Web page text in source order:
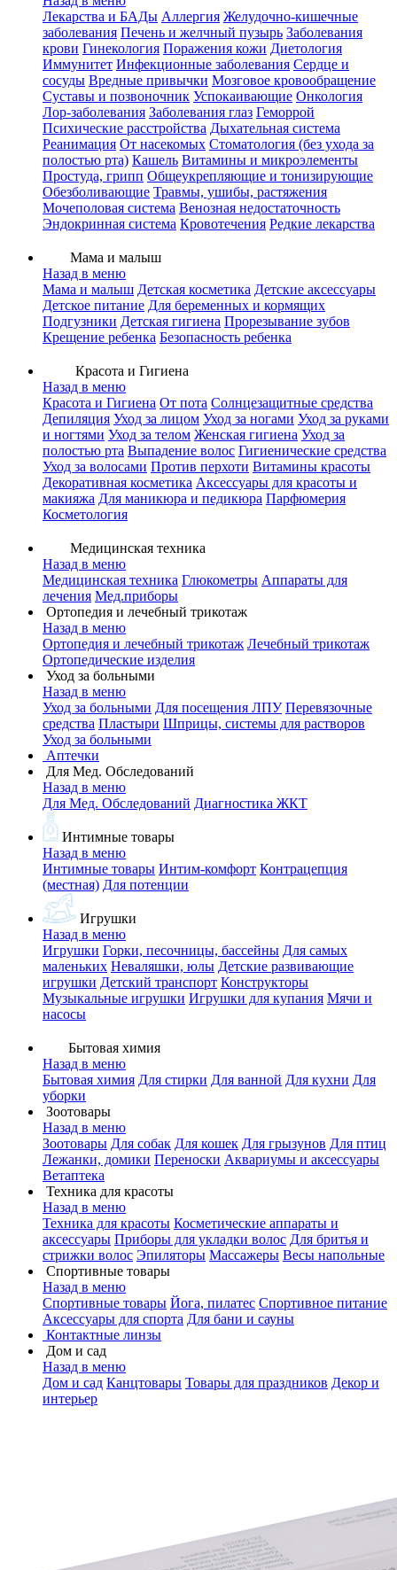
Лекарства и БАДы Аллергия Желудочно-кишечные
заболевания Печень и желчный пузырь Заболевания
крови Гинекология Поражения кожи Диетология
Иммунитет Инфекционные заболевания Сердце и
сосуды Вредные привычки Мозговое кровообращение
Суставы и позвоночник Успокаивающие Онкология
Лор-заболевания Заболевания глаз Геморрой
Психические расстройства Дыхательная система
Реанимация От насекомых Стоматология (без ухода за
полостью рта) Кашель Витамины и микроэлементы
Простуда, грипп Общеукрепляющие и тонизирующие
Обезболивающие Травмы, ушибы, растяжения
Мочеполовая система Венозная недостаточность
Эндокринная система Кровотечения Редкие лекарства
Мама и малыш
Назад в меню
Мама и малыш Детская косметика Детские аксессуары
Детское питание Для беременных и кормящих
Подгузники Детская гигиена Прорезывание зубов
Крещение ребенка Безопасность ребенка
Красота и Гигиена
Назад в меню
Красота и Гигиена От пота Солнцезащитные средства
Депиляция Уход за лицом Уход за ногами Уход за руками
и ногтями Уход за телом Женская гигиена Уход за
полостью рта Выпадение волос Гигиенические средства
Уход за волосами Против перхоти Витамины красоты
Декоративная косметика Аксессуары для красоты и
макияжа Для маникюра и педикюра Парфюмерия
Косметология
Медицинская техника
Назад в меню
Медицинская техника Глюкометры Аппараты для
лечения Мед.приборы
Ортопедия и лечебный трикотаж
Назад в меню
Ортопедия и лечебный трикотаж Лечебный трикотаж
Ортопедические изделия
Уход за больными
Назад в меню
Уход за больными Для посещения ЛПУ Перевязочные
средства Пластыри Шприцы, системы для растворов
Уход за больными
Аптечки
Для Мед. Обследований
Назад в меню
Для Мед. Обследований Диагностика ЖКТ
Интимные товары
Назад в меню
Интимные товары Интим-комфорт Контрацепция
(местная) Для потенции
Игрушки
Назад в меню
Игрушки Горки, песочницы, бассейны Для самых
маленьких Неваляшки, юлы Детские развивающие
игрушки Детский транспорт Конструкторы
Музыкальные игрушки Игрушки для купания Мячи и
насосы
Бытовая химия
Назад в меню
Бытовая химия Для стирки Для ванной Для кухни Для
уборки
Зоотовары
Назад в меню
Зоотовары Для собак Для кошек Для грызунов Для птиц
Лежанки, домики Переноски Аквариумы и аксессуары
Ветаптека
Техника для красоты
Назад в меню
Техника для красоты Косметические аппараты и
аксессуары Приборы для укладки волос Для бритья и
стрижки волос Эпиляторы Массажеры Весы напольные
Спортивные товары
Назад в меню
Спортивные товары Йога, пилатес Спортивное питание
Аксессуары для спорта Для бани и сауны
Контактные линзы
Дом и сад
Назад в меню
Дом и сад Канцтовары Товары для праздников Декор и
интерьер